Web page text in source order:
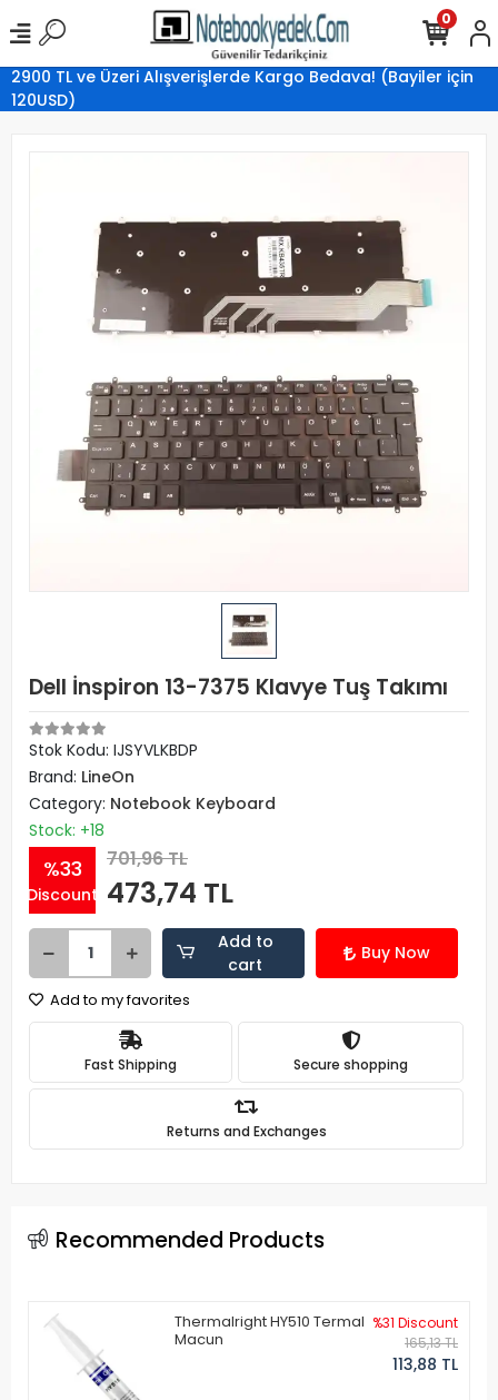
2900 TL ve Üzeri Alışverişlerde Kargo Bedava! (Bayiler için
120USD)
0
Dell İnspiron 13-7375 Klavye Tuş Takımı
Stok Kodu: IJSYVLKBDP
Brand: LineOn
Category: Notebook Keyboard
Stock: +18
%33
Discount
701,96 TL
473,74 TL
Add to
cart
Buy Now
Add to my favorites
Fast Shipping Secure shopping
Returns and Exchanges
Recommended Products
Thermalright HY510 Termal
Macun
%31 Discount
165,13 TL
113,88 TL